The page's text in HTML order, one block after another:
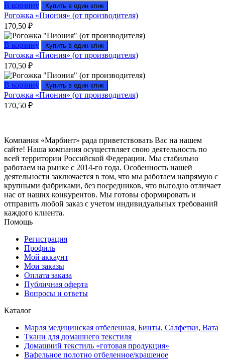
В корзину Купить в один клик
Рогожка «Пиония» (от производителя)
170,50 ₽
В корзину Купить в один клик
Рогожка «Пиония» (от производителя)
170,50 ₽
В корзину Купить в один клик
Рогожка «Пиония» (от производителя)
170,50 ₽
Компания «Марбинт» рада приветствовать Вас на нашем
сайте! Наша компания осуществляет свою деятельность по
всей территории Российской Федерации. Мы стабильно
работаем на рынке с 2014-го года. Особенность нашей
деятельности заключается в том, что мы работаем напрямую с
крупными фабриками, без посредников, что выгодно отличает
нас от наших конкурентов. Мы готовы сформировать и
отправить любой заказ с учетом индивидуальных требований
каждого клиента.
Помощь
Регистрация
Профиль
Мой аккаунт
Мои заказы
Оплата заказа
Публичная оферта
Вопросы и ответы
Каталог
Марля медицинская отбеленная, Бинты, Салфетки, Вата
Ткани для домашнего текстиля
Домашний текстиль «готовая продукция»
Вафельное полотно отбеленное/крашеное